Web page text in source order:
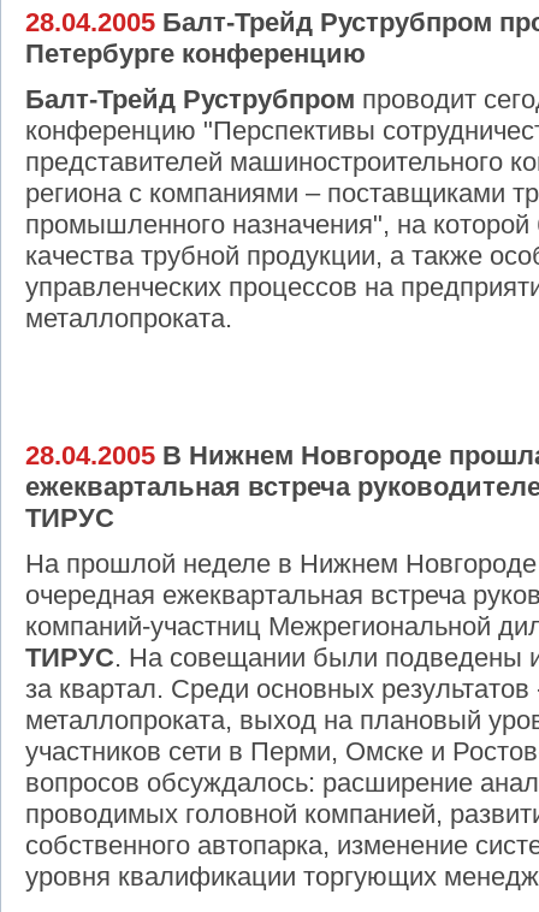
28.04.2005 Балт-Трейд Руструбпром
Петербурге конференцию
Балт-Трейд Руструбпром проводит
конференцию "Перспективы
представителей машиностроительного
региона с компаниями – поставщиками
промышленного назначения", на
качества трубной продукции, а также
управленческих процессов на
металлопроката.
28.04.2005 В Нижнем Новгороде
ежеквартальная встреча
ТИРУС
На прошлой неделе в Нижнем
очередная ежеквартальная встреча
компаний-участниц Межрегиональной
ТИРУС. На совещании были подведены
за квартал. Среди основных
металлопроката, выход на плановый
участников сети в Перми, Омске и
вопросов обсуждалось: расширение
проводимых головной компанией,
собственного автопарка, изменение
уровня квалификации торгующих